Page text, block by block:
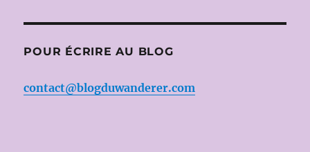
POUR ÉCRIRE AU BLOG
contact@blogduwanderer.com